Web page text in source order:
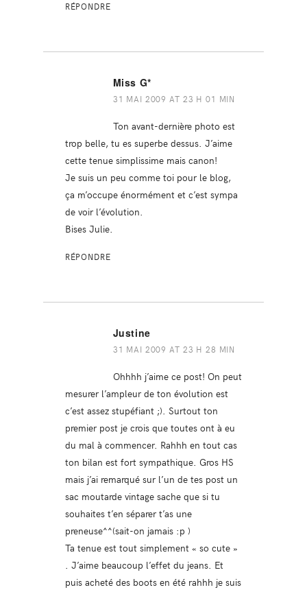
RÉPONDRE
Miss G*
31 MAI 2009 AT 23 H 01 MIN
Ton avant-dernière photo est
trop belle, tu es superbe dessus. J’aime
cette tenue simplissime mais canon!
Je suis un peu comme toi pour le blog,
ça m’occupe énormément et c’est sympa
de voir l’évolution.
Bises Julie.
RÉPONDRE
Justine
31 MAI 2009 AT 23 H 28 MIN
Ohhhh j’aime ce post! On peut
mesurer l’ampleur de ton évolution est
c’est assez stupéfiant ;). Surtout ton
premier post je crois que toutes ont à eu
du mal à commencer. Rahhh en tout cas
ton bilan est fort sympathique. Gros HS
mais j’ai remarqué sur l’un de tes post un
sac moutarde vintage sache que si tu
souhaites t’en séparer t’as une
preneuse^^(sait-on jamais :p )
Ta tenue est tout simplement « so cute »
. J’aime beaucoup l’effet du jeans. Et
puis acheté des boots en été rahhh je suis